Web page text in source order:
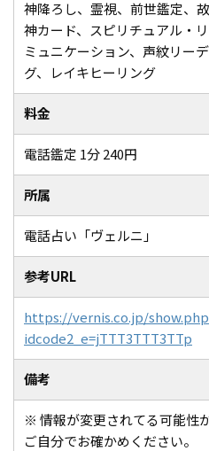
神降ろし、霊視、前世鑑定、
神カード、スピリチュアル・
ミュニケーション、声紋リー
グ、レイキヒーリング
料金
電話鑑定 1分 240円
所属
電話占い「ヴェルニ」
参考URL
https://vernis.co.jp/
idcode2_e=jTTT3TTT3TTp
備考
※ 情報が変更されてる可能性
ご自分でお確かめください。